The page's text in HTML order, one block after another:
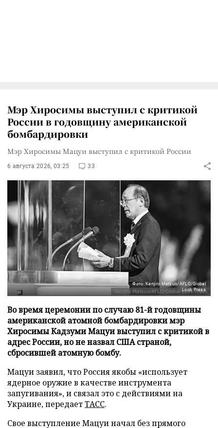
Мэр Хиросимы выступил с критикой
России в годовщину американской
бомбардировки
Мэр Хиросимы Мацуи выступил с критикой России
6 августа 2026, 03:25 33
Фото: Kenjiro Matsuo/AFLO/Global
Look Press
Во время церемонии по случаю 81-й годовщины
американской атомной бомбардировки мэр
Хиросимы Кадзуми Мацуи выступил с критикой в
адрес России, но не назвал США страной,
сбросившей атомную бомбу.
Мацуи заявил, что Россия якобы «использует
ядерное оружие в качестве инструмента
запугивания», и связал это с действиями на
Украине, передаетТАСС.
Свое выступление Мацуи начал без прямого